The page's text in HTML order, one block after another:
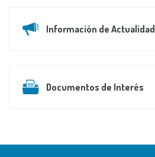
Información de Actualidad
Documentos de Interés